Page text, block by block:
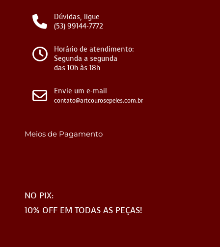
Dúvidas, ligue
(53) 99144-7772
Horário de atendimento:
Segunda a segunda
das 10h às 18h
Envie um e-mail
contato@artcourosepeles.com.br
Meios de Pagamento
NO PIX:
10% OFF EM TODAS AS PEÇAS!